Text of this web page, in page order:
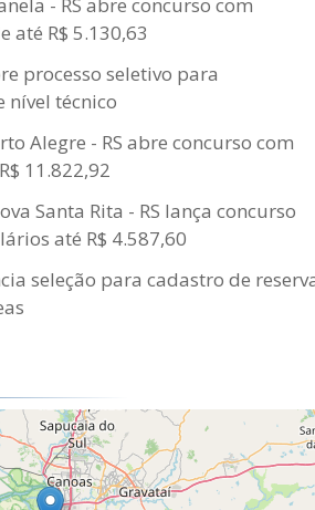
até R$ 5.130,63
processo seletivo para
nível técnico
Alegre - RS abre concurso com
11.822,92
Santa Rita - RS lança concurso
até R$ 4.587,60
seleção para cadastro de